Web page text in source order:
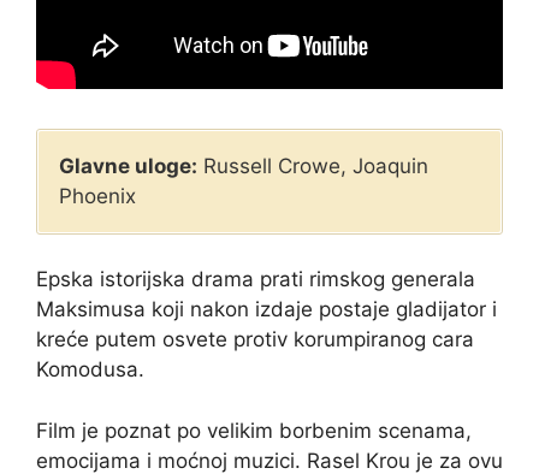
Glavne uloge: Russell Crowe, Joaquin
Phoenix
Epska istorijska drama prati rimskog generala
Maksimusa koji nakon izdaje postaje gladijator i
kreće putem osvete protiv korumpiranog cara
Komodusa.
Film je poznat po velikim borbenim scenama,
emocijama i moćnoj muzici. Rasel Krou je za ovu